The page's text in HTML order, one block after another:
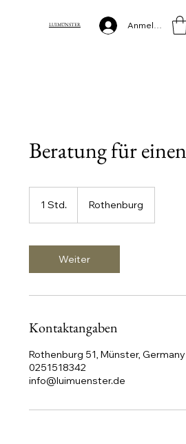
LUI MÜNSTER Anmelden
Beratung für
1 Std.
d
Rothenburg
Weiter
Kontaktangaben
Rothenburg 51, Münster, Germany
0251518342
info@luimuenster.de